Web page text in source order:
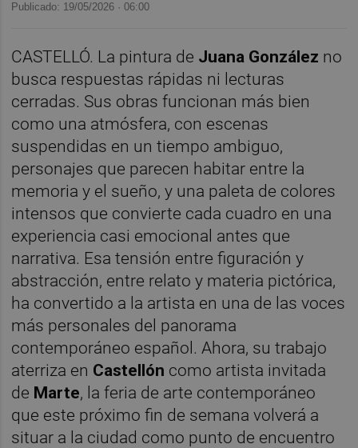
Publicado: 19/05/2026 ·06:00
CASTELLÓ. La pintura de Juana González no
busca respuestas rápidas ni lecturas
cerradas. Sus obras funcionan más bien
como una atmósfera, con escenas
suspendidas en un tiempo ambiguo,
personajes que parecen habitar entre la
memoria y el sueño, y una paleta de colores
intensos que convierte cada cuadro en una
experiencia casi emocional antes que
narrativa. Esa tensión entre figuración y
abstracción, entre relato y materia pictórica,
ha convertido a la artista en una de las voces
más personales del panorama
contemporáneo español. Ahora, su trabajo
aterriza en Castellón como artista invitada
de Marte, la feria de arte contemporáneo
que este próximo fin de semana volverá a
situar a la ciudad como punto de encuentro